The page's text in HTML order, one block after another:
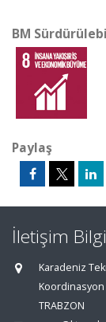
BM
Paylaş
İletişim
Karadeniz
Koordinasyon
TRABZON